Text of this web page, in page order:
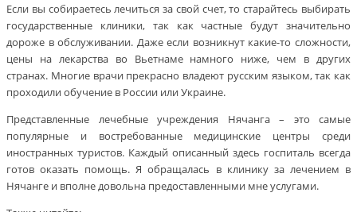
Если вы собираетесь лечиться за свой счет, то старайтесь выбирать
государственные клиники, так как частные будут значительно
дороже в обслуживании. Даже если возникнут какие-то сложности,
цены на лекарства во Вьетнаме намного ниже, чем в других
странах. Многие врачи прекрасно владеют русским языком, так как
проходили обучение в России или Украине.
Представленные лечебные учреждения Нячанга – это самые
популярные и востребованные медицинские центры среди
иностранных туристов. Каждый описанный здесь госпиталь всегда
готов оказать помощь. Я обращалась в клинику за лечением в
Нячанге и вполне довольна предоставленными мне услугами.